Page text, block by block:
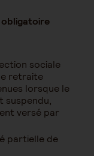
obligatoire
sociale
retraite
lorsque le
suspendu,
versé par
partielle de